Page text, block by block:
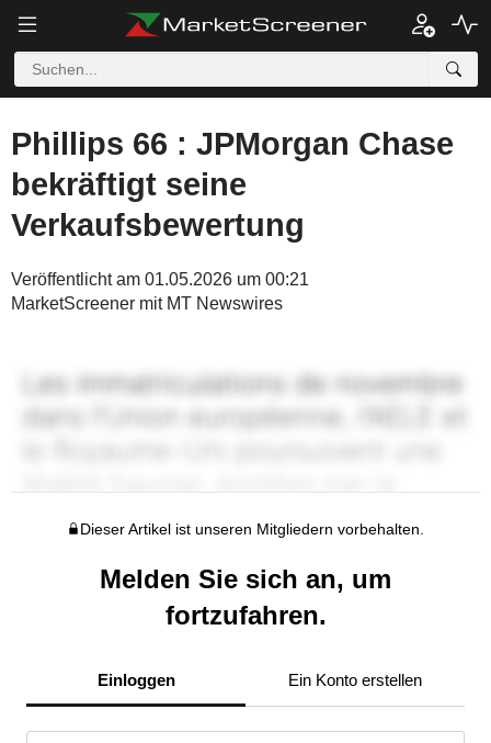
Phillips 66 : JPMorgan Chase
bekräftigt seine
Verkaufsbewertung
Veröffentlicht am 01.05.2026 um 00:21
MarketScreener mit MT Newswires
Dieser Artikel ist unseren Mitgliedern vorbehalten.
Melden Sie sich an, um
fortzufahren.
Einloggen Ein Konto erstellen